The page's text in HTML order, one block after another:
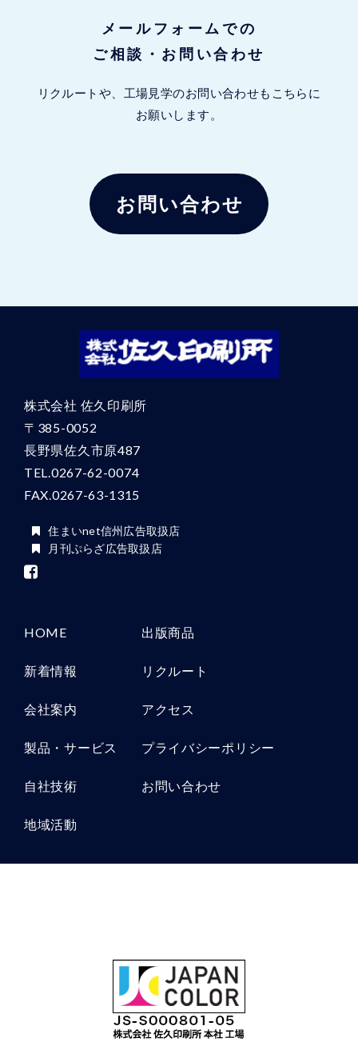
メールフォームでの
ご相談・お問い合わせ
リクルートや、工場見学のお問い合わせもこちらに
お願いします。
お問い合わせ
株式会社 佐久印刷所
〒385-0052
長野県佐久市原487
TEL.0267-62-0074
FAX.0267-63-1315
住まいnet信州広告取扱店
月刊ぷらざ広告取扱店
HOME
新着情報
会社案内
製品・サービス
自社技術
地域活動
出版商品
リクルート
アクセス
プライバシーポリシー
お問い合わせ